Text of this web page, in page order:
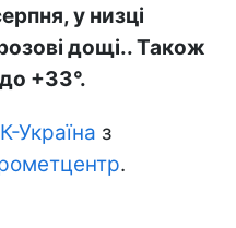
у низці
дощі.. Також
+33°.
Україна з
.